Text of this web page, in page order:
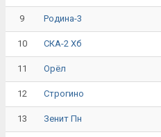
9 Родина-3
10 СКА-2 Хб
11 Орёл
12 Строгино
13 Зенит Пн